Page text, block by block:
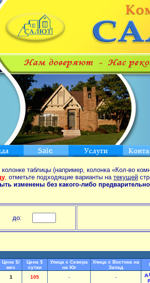
таблицы (например, колонка «Кол-во
, отметьте подходящие варианты на текущей
изменены без какого-либо
до:
Цена $/
мес
Цена $
сутки
Улица с Севера
на Юг
Улица с Востока на
Запад
1 105 - -